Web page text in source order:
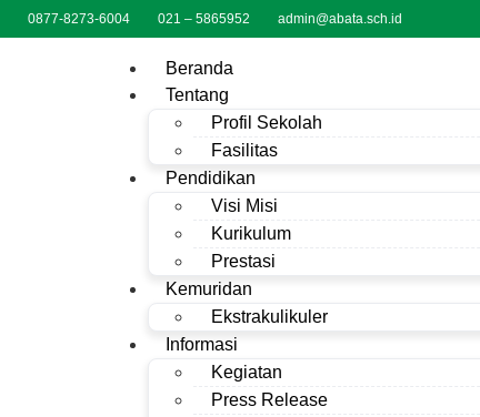
0877-8273-6004 021 – 5865952 admin@abata.sch.id
Beranda
Tentang
Profil Sekolah
Fasilitas
Pendidikan
Visi Misi
Kurikulum
Prestasi
Kemuridan
Ekstrakulikuler
Informasi
Kegiatan
Press Release